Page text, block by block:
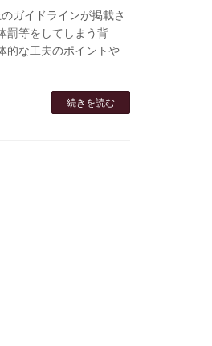
ガイドラインが掲載さ
罰等をしてしまう背
的な工夫のポイントや
続きを読む